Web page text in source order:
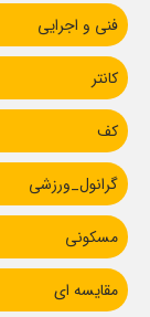
فنی و اجرایی
کانتر
کف
گرانول_ورزشی
مسکونی
مقایسه ای